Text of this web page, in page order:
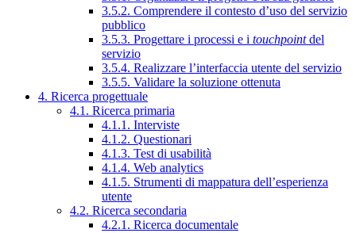
3.5.2. Comprendere il contesto d’uso del servizio
pubblico
3.5.3. Progettare i processi e i touchpointdel
servizio
3.5.4. Realizzare l’interfaccia utente del servizio
3.5.5. Validare la soluzione ottenuta
4. Ricerca progettuale
4.1. Ricerca primaria
4.1.1. Interviste
4.1.2. Questionari
4.1.3. Test di usabilità
4.1.4. Web analytics
4.1.5. Strumenti di mappatura dell’esperienza
utente
4.2. Ricerca secondaria
4.2.1. Ricerca documentale